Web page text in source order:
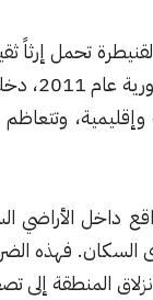
القنيطرة تحمل إرثاً
لا يزال حاضراً في بنيتها
وتتعاظم
داخل الأراضي
فهذه
المنطقة إلى